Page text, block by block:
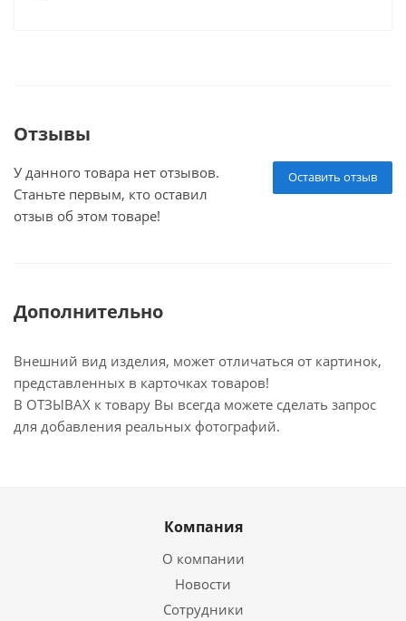
Отзывы
Оставить отзыв
У данного товара нет отзывов.
Станьте первым, кто оставил
отзыв об этом товаре!
Дополнительно
Внешний вид изделия, может отличаться от картинок,
представленных в карточках товаров!
В ОТЗЫВАХ к товару Вы всегда можете сделать запрос
для добавления реальных фотографий.
Компания
О компании
Новости
Сотрудники